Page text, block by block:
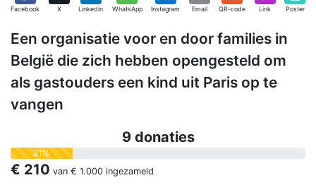
Facebook X Linkedin WhatsApp Instagram Email QR-code Link Poster
Een organisatie voor en door families in
België die zich hebben opengesteld om
als gastouders een kind uit Paris op te
vangen
9 donaties
21%
€ 210 van € 1.000 ingezameld